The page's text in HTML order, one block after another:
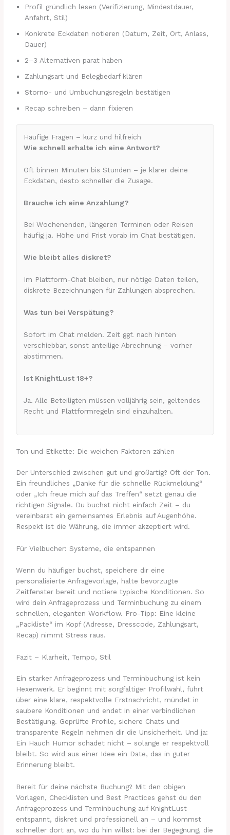
Profil gründlich lesen (Verifizierung, Mindestdauer,
Anfahrt, Stil)
Konkrete Eckdaten notieren (Datum, Zeit, Ort, Anlass,
Dauer)
2–3 Alternativen parat haben
Zahlungsart und Belegbedarf klären
Storno- und Umbuchungsregeln bestätigen
Recap schreiben – dann fixieren
Häufige Fragen – kurz und hilfreich
Wie schnell erhalte ich eine Antwort?
Oft binnen Minuten bis Stunden – je klarer deine
Eckdaten, desto schneller die Zusage.
Brauche ich eine Anzahlung?
Bei Wochenenden, längeren Terminen oder Reisen
häufig ja. Höhe und Frist vorab im Chat bestätigen.
Wie bleibt alles diskret?
Im Plattform-Chat bleiben, nur nötige Daten teilen,
diskrete Bezeichnungen für Zahlungen absprechen.
Was tun bei Verspätung?
Sofort im Chat melden. Zeit ggf. nach hinten
verschiebbar, sonst anteilige Abrechnung – vorher
abstimmen.
Ist KnightLust 18+?
Ja. Alle Beteiligten müssen volljährig sein, geltendes
Recht und Plattformregeln sind einzuhalten.
Ton und Etikette: Die weichen Faktoren zählen
Der Unterschied zwischen gut und großartig? Oft der Ton.
Ein freundliches „Danke für die schnelle Rückmeldung“
oder „Ich freue mich auf das Treffen“ setzt genau die
richtigen Signale. Du buchst nicht einfach Zeit – du
vereinbarst ein gemeinsames Erlebnis auf Augenhöhe.
Respekt ist die Währung, die immer akzeptiert wird.
Für Vielbucher: Systeme, die entspannen
Wenn du häufiger buchst, speichere dir eine
personalisierte Anfragevorlage, halte bevorzugte
Zeitfenster bereit und notiere typische Konditionen. So
wird dein Anfrageprozess und Terminbuchung zu einem
schnellen, eleganten Workflow. Pro-Tipp: Eine kleine
„Packliste“ im Kopf (Adresse, Dresscode, Zahlungsart,
Recap) nimmt Stress raus.
Fazit – Klarheit, Tempo, Stil
Ein starker Anfrageprozess und Terminbuchung ist kein
Hexenwerk. Er beginnt mit sorgfältiger Profilwahl, führt
über eine klare, respektvolle Erstnachricht, mündet in
saubere Konditionen und endet in einer verbindlichen
Bestätigung. Geprüfte Profile, sichere Chats und
transparente Regeln nehmen dir die Unsicherheit. Und ja:
Ein Hauch Humor schadet nicht – solange er respektvoll
bleibt. So wird aus einer Idee ein Date, das in guter
Erinnerung bleibt.
Bereit für deine nächste Buchung? Mit den obigen
Vorlagen, Checklisten und Best Practices gehst du den
Anfrageprozess und Terminbuchung auf KnightLust
entspannt, diskret und professionell an – und kommst
schneller dort an, wo du hin willst: bei der Begegnung, die